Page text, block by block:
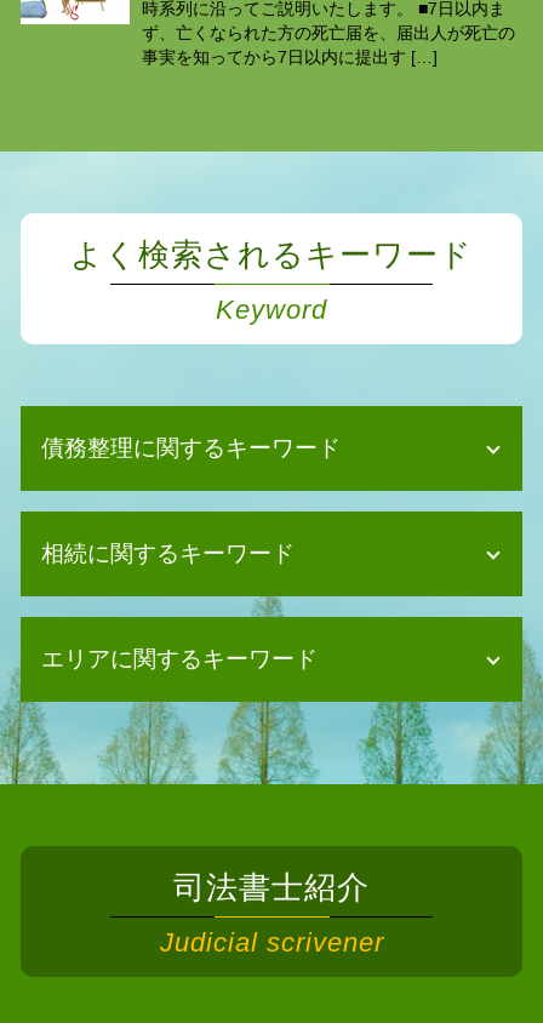
時系列に沿ってご説明いたします。 ■7日以内ま
ず、亡くなられた方の死亡届を、届出人が死亡の
事実を知ってから7日以内に提出す […]
よく検索されるキーワード
Keyword
債務整理に関するキーワード
債務整理 デメリット クレジットカー
債務整理 他のクレジットカード
消滅時効 期間
債務整理 任意整理 違い
債務整理 種類
債務整理 個人再生
任意整理とは
個人再生 住宅ローン
個人再生 メリット
相続に関するキーワード
相続放棄
遺産分割協議 司法書士
相続放棄手続き 司法書士
遺産分割協議書 作成
遺産分割協議 公正証書
相続 債務
空き家 相続放棄
法定相続人 独身
エリアに関するキーワード
債務整理 司法書士 千早赤阪村
債務整理 司法書士 枚方市
相続 司法書士 松原市
相続 司法書士 阪南市
相続 司法書士 島本町
司法書士紹介
Judicial scrivener